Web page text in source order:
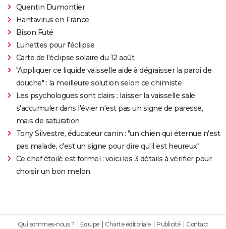
Quentin Dumontier
Hantavirus en France
Bison Futé
Lunettes pour l'éclipse
Carte de l'éclipse solaire du 12 août
"Appliquer ce liquide vaisselle aide à dégraisser la paroi de
douche" : la meilleure solution selon ce chimiste
Les psychologues sont clairs : laisser la vaisselle sale
s'accumuler dans l'évier n'est pas un signe de paresse,
mais de saturation
Tony Silvestre, éducateur canin : "un chien qui éternue n'est
pas malade, c'est un signe pour dire qu'il est heureux"
Ce chef étoilé est formel : voici les 3 détails à vérifier pour
choisir un bon melon
Qui sommes-nous ? Equipe Charte éditoriale Publicité Contact